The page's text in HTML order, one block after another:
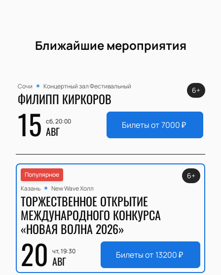
Ближайшие мероприятия
Сочи Концертный зал Фестивальный
ФИЛИПП КИРКОРОВ
15 сб, 20:00
АВГ
6+
Билеты от7000₽
Популярное
Казань
New Wave Холл
ТОРЖЕСТВЕННОЕ ОТКРЫТИЕ
МЕЖДУНАРОДНОГО КОНКУРСА
«НОВАЯ ВОЛНА 2026»
20 чт, 19:30
АВГ
6+
Билеты от 13200₽